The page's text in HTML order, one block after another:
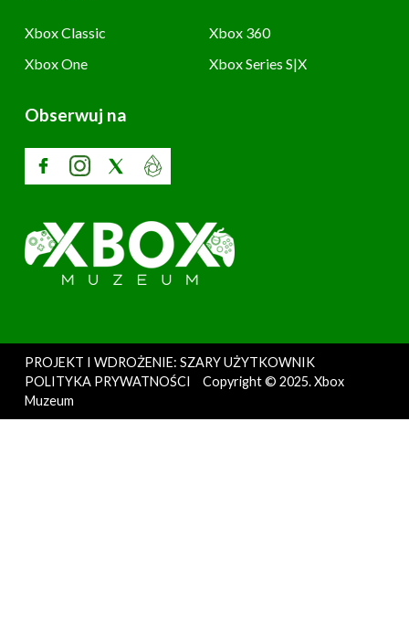
Xbox Classic
Xbox 360
Xbox One
Xbox Series S|X
Obserwuj na
PROJEKT I WDROŻENIE: SZARY UŻYTKOWNIK
POLITYKA PRYWATNOŚCI
Copyright © 2025. Xbox
Muzeum